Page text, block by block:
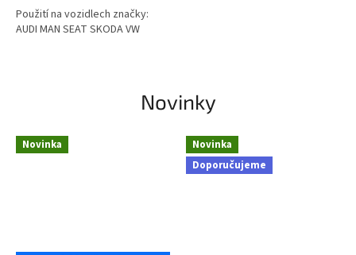
Použití na vozidlech značky:
AUDI MAN SEAT SKODA VW
Novinky
Novinka
Novinka
Doporučujeme